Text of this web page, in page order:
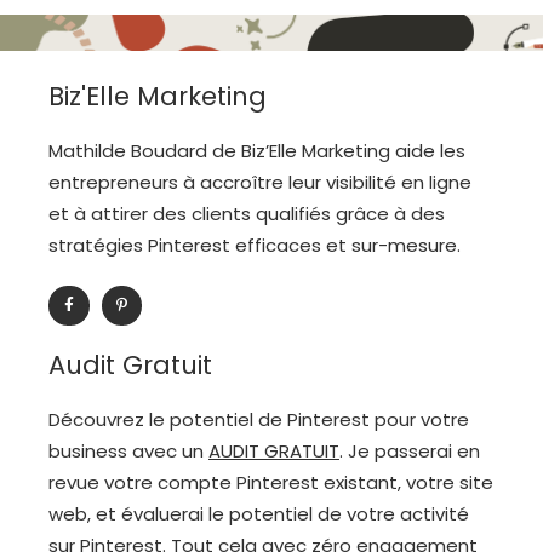
Biz'Elle Marketing
Mathilde Boudard de Biz’Elle Marketing aide les
entrepreneurs à accroître leur visibilité en ligne
et à attirer des clients qualifiés grâce à des
stratégies Pinterest efficaces et sur-mesure.
F
a
c
o
o
f
P
i
n
r
e
-
Audit Gratuit
Découvrez le potentiel de Pinterest pour votre
business avec un AUDIT GRATUIT. Je passerai en
revue votre compte Pinterest existant, votre site
web, et évaluerai le potentiel de votre activité
sur Pinterest. Tout cela avec zéro engagement